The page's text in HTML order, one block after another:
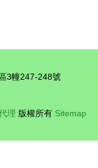
3幢247-248號
理 版權所有 Sitemap